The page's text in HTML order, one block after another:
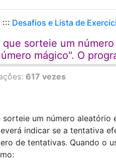
::: Desafios e Lista de
que sorteie um
mágico". O
617 vezes
sorteie um número
indicar se a tentativa
de tentativas. Quando o